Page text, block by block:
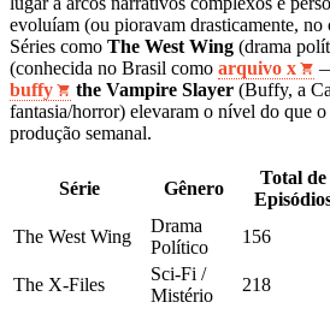
evoluíam (ou pioravam drasticamente, no
Séries como The West Wing (drama
(conhecida no Brasil como arquivo x
buffy
the Vampire Slayer (Buffy, a
fantasia/horror) elevaram o nível do que
produção semanal.
Série Gênero
Total de
The West Wing
Drama
Político
156
The X-Files
Sci-Fi /
Mistério
218